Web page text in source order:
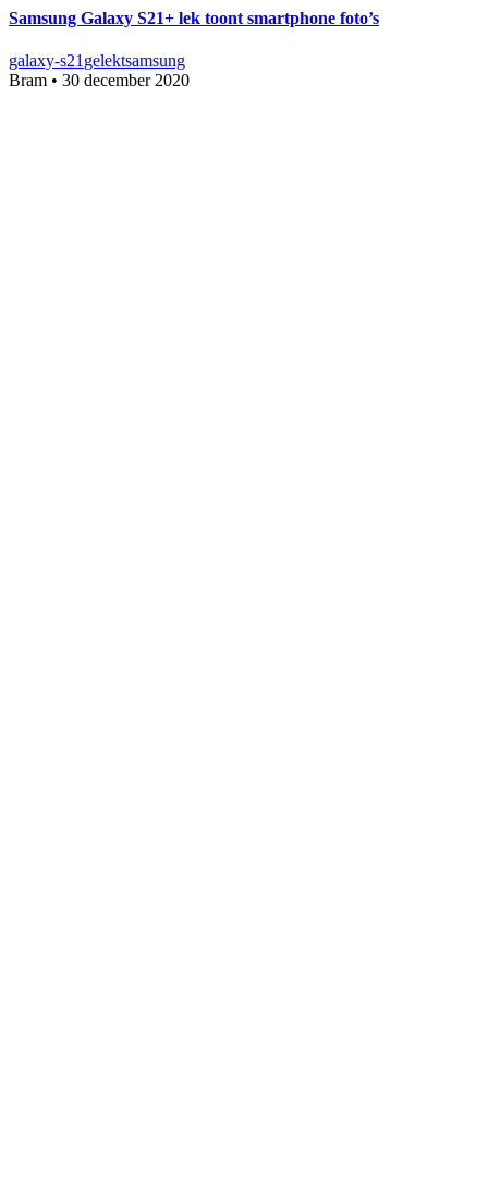
Samsung Galaxy S21+ lek toont smartphone foto’s
galaxy-s21 gelektsamsung
Bram • 30 december 2020